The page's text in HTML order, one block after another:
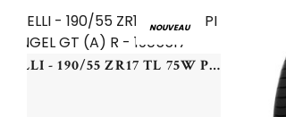
NOUVEAU
PIRELLI - 190/55 ZR17 TL 75W PI ANGEL GT (A) R - 1905517 -